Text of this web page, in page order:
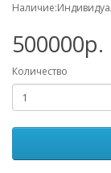
500000р.
Количество